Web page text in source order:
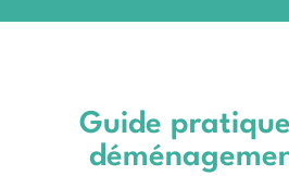
Guide